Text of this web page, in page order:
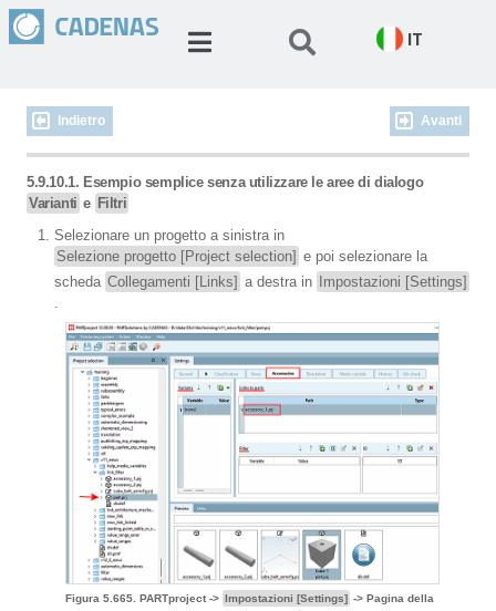
IT
Indietro Avanti
5.9.10.1. Esempio semplice senza utilizzare le aree di dialogo
Varianti e Filtri
Selezionare un progetto a sinistra in
Selezione progetto [Project selection] e poi selezionare la
scheda Collegamenti [Links] a destra in
Impostazioni [Settings]
.
Figura 5.665. PARTproject -> Impostazioni [Settings] -> Pagina della